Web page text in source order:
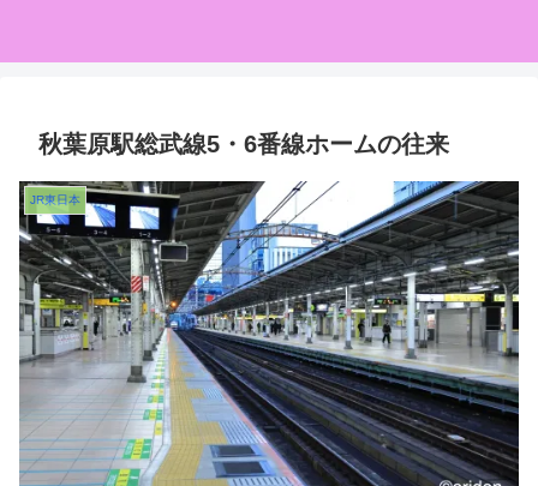
秋葉原駅総武線5・6番線ホームの往来
JR東日本